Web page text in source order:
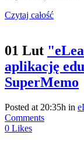
Czytaj całość
01 Lut
aplikację
SuperMemo
Posted at 20:35h in
Comments
0 Likes